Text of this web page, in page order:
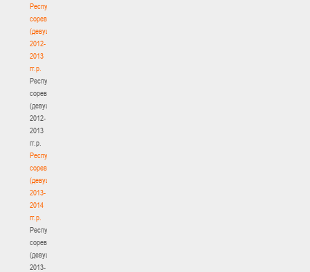
Республиканские
соревнования
(девушки)
2012-
2013
гг.р.
Республиканские
соревнования
(девушки)
2012-
2013
гг.р.
Республиканские
соревнования
(девушки)
2013-
2014
гг.р.
Республиканские
соревнования
(девушки)
2013-